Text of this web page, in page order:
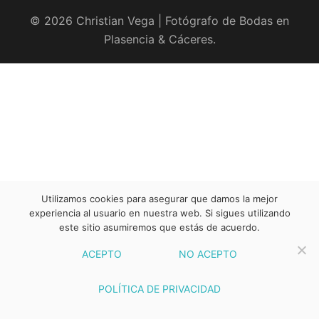
© 2026 Christian Vega | Fotógrafo de Bodas en
Plasencia & Cáceres.
Utilizamos cookies para asegurar que damos la mejor
experiencia al usuario en nuestra web. Si sigues utilizando
este sitio asumiremos que estás de acuerdo.
ACEPTO NO ACEPTO
POLÍTICA DE PRIVACIDAD